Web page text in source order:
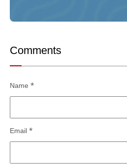
Comments
Name *
Email *